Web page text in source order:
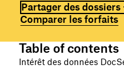
Partager des dossiers
Comparer les forfaits
Table of contents
Intérêt des données